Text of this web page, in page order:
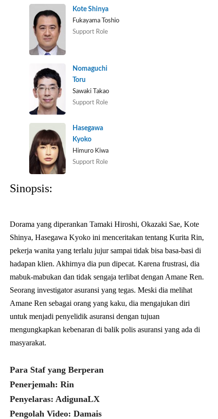
Kote Shinya
Fukayama Toshio
Support Role
Nomaguchi
Toru
Sawaki Takao
Support Role
Hasegawa
Kyoko
Himuro Kiwa
Support Role
Sinopsis:
Dorama yang diperankan Tamaki Hiroshi, Okazaki Sae, Kote
Shinya, Hasegawa Kyoko ini menceritakan tentang Kurita Rin,
pekerja wanita yang terlalu jujur sampai tidak bisa basa-basi di
hadapan klien. Akhirnya dia pun dipecat. Karena frustrasi, dia
mabuk-mabukan dan tidak sengaja terlibat dengan Amane Ren.
Seorang investigator asuransi yang tegas. Meski dia melihat
Amane Ren sebagai orang yang kaku, dia mengajukan diri
untuk menjadi penyelidik asuransi dengan tujuan
mengungkapkan kebenaran di balik polis asuransi yang ada di
masyarakat.
Para Staf yang Berperan
Penerjemah: Rin
Penyelaras: AdigunaLX
Pengolah Video: Damais